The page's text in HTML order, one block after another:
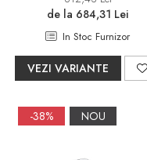
Clapete de actionare
Paravane de dus Walk
Panouri si usi de dus
de la 684,31 Lei
In Stoc Furnizor
VEZI VARIANTE
-38% NOU